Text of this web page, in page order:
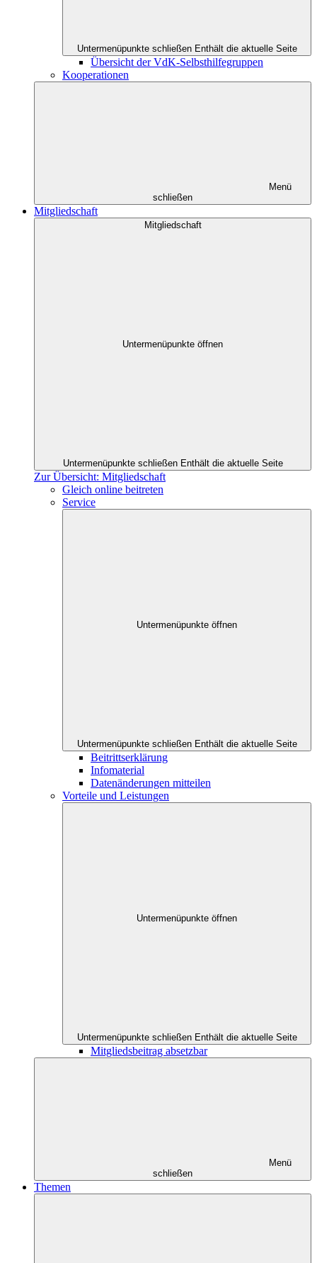
Untermenüpunkte schließen Enthält die aktuelle Seite
Übersicht der VdK-Selbsthilfegruppen
Kooperationen
Menü
schließen
Mitgliedschaft
Mitgliedschaft
Untermenüpunkte öffnen
Untermenüpunkte schließen Enthält die aktuelle Seite
Zur Übersicht: Mitgliedschaft
Gleich online beitreten
Service
Untermenüpunkte öffnen
Untermenüpunkte schließen Enthält die aktuelle Seite
Beitrittserklärung
Infomaterial
Datenänderungen mitteilen
Vorteile und Leistungen
Untermenüpunkte öffnen
Untermenüpunkte schließen Enthält die aktuelle Seite
Mitgliedsbeitrag absetzbar
Menü
schließen
Themen